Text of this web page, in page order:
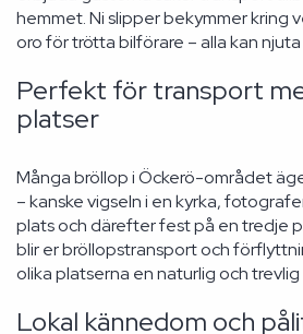
hemmet. Ni slipper bekymmer kring
oro för trötta bilförare – alla kan
Perfekt för transport
platser
Många bröllop i Öckerö-området
– kanske vigseln i en kyrka,
plats och därefter fest på en tredje
blir er bröllopstransport och
olika platserna en naturlig och
Lokal kännedom och